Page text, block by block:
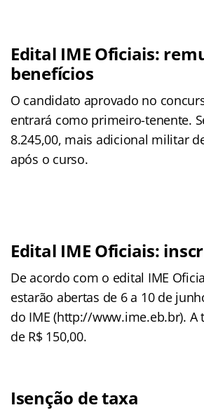
Edital IME Oficiais:
benefícios
O candidato aprovado no
entrará como primeiro-tenente.
8.245,00, mais adicional militar
após o curso.
Edital IME Oficiais:
De acordo com o edital IME
estarão abertas de 6 a 10 de
do IME (http://www.ime.eb.br). A
de R$ 150,00.
Isenção de taxa